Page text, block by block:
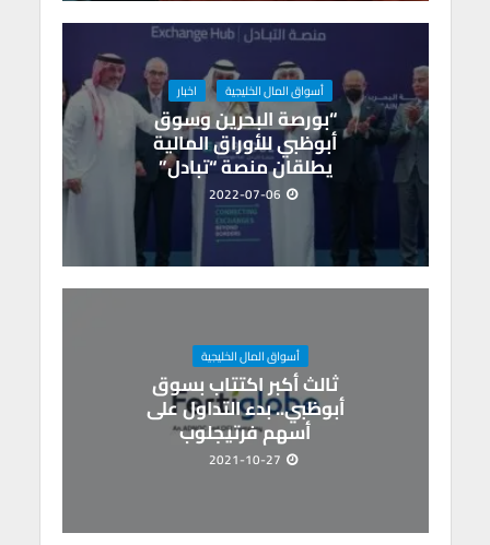
أسواق المال الخليجية اخبار
“بورصة البحرين وسوق
أبوظبي للأوراق المالية
يطلقان منصة “تبادل”
2022-07-06
أسواق المال الخليجية
ثالث أكبر اكتتاب بسوق
أبوظبي.. بدء التداول على
أسهم فرتيجلوب
2021-10-27